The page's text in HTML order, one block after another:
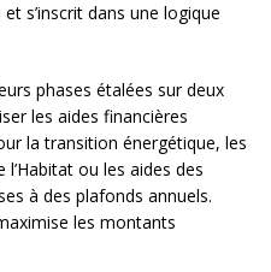
s’inscrit dans une logique
phases étalées sur deux
les aides financières
la transition énergétique, les
l’Habitat ou les aides des
à des plafonds annuels.
les montants